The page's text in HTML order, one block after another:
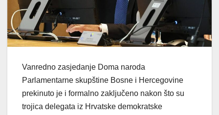
Vanredno zasjedanje Doma naroda
Parlamentarne skupštine Bosne i Hercegovine
prekinuto je i formalno zaključeno nakon što su
trojica delegata iz Hrvatske demokratske